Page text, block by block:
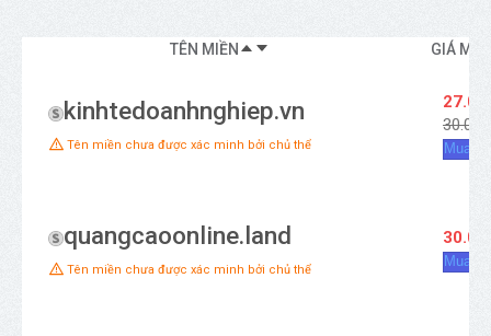
TÊN MIỀN GIÁ
kinhtedoanhnghiep.vn
Tên miền chưa được xác minh bởi chủ thể Mua
quangcaoonline.land
Tên miền chưa được xác minh bởi chủ thể
Mua